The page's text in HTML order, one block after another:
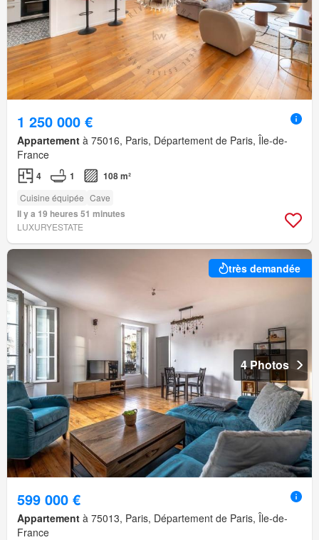
1 250 000 €
Appartement à 75016, Paris, Département de Paris, Île-de-
France
4 1 108 m²
Cuisine équipée Cave
Il y a 19 heures 51 minutes
LUXURYESTATE
très demandée
4 Photos
599 000 €
Appartement à 75013, Paris, Département de Paris, Île-de-
France